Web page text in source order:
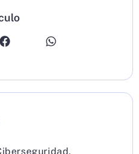
,